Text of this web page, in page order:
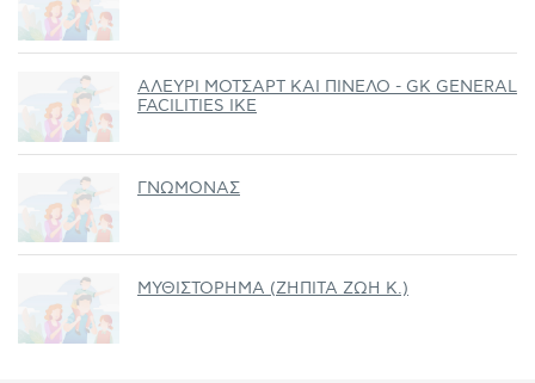
ΑΛΕΥΡΙ ΜΟΤΣΑΡΤ ΚΑΙ ΠΙΝΕΛΟ - GK GENERAL
FACILITIES ΙΚΕ
ΓΝΩΜΟΝΑΣ
ΜΥΘΙΣΤΟΡΗΜΑ (ΖΗΠΙΤΑ ΖΩΗ K.)